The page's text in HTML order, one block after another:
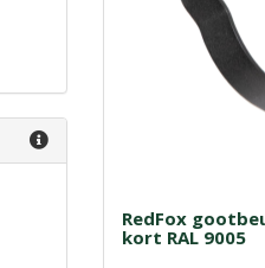
RedFox
kort RAL 9005